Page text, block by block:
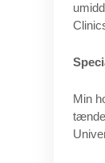
Min